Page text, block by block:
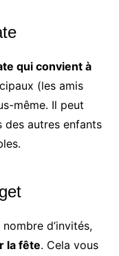
qui convient à
(les amis
même. Il peut
des autres enfants
d’invités,
la fête. Cela vous